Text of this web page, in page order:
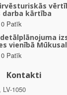
darba kārtība
0 Patīk
vienībā
0 Patīk
Kontakti
1050